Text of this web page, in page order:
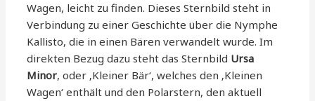
Wagen, leicht zu finden. Dieses Sternbild steht in
Verbindung zu einer Geschichte über die Nymphe
Kallisto, die in einen Bären verwandelt wurde. Im
direkten Bezug dazu steht das Sternbild Ursa
Minor, oder ‚Kleiner Bär‘, welches den ‚Kleinen
Wagen‘ enthält und den Polarstern, den aktuell